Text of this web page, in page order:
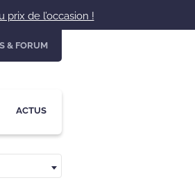
de l’occasion !
& FORUM
ACTUS